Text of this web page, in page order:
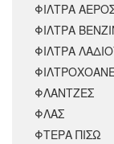
ΦΙΛΤΡΑ
ΦΙΛΤΡΑ
ΦΙΛΤΡΑ
ΦΛΑΝΤΖΕΣ
ΦΛΑΣ
ΦΤΕΡΑ ΠΙΣΩ